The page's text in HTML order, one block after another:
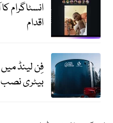
انسٹاگرام
اقدام
فِن لینڈ
بیٹری